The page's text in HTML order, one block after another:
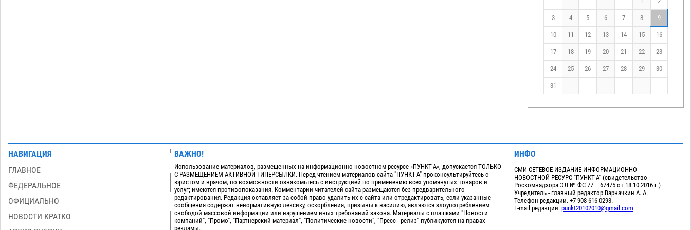
3 4 5 6 7 8 9
10 11 12 13 14 15 16
17 18 19 20 21 22 23
24 25 26 27 28 29 30
31
НАВИГАЦИЯ
ГЛАВНОЕ
ФЕДЕРАЛЬНОЕ
ОФИЦИАЛЬНО
НОВОСТИ КРАТКО
ВАЖНО!
Использование материалов, размещенных на информационно-новостном ресурсе «ПУНКТ-А», допускается ТОЛЬКО
С РАЗМЕЩЕНИЕМ АКТИВНОЙ ГИПЕРСЫЛКИ. Перед чтением материалов сайта "ПУНКТ-А" проконсультируйтесь с
юристом и врачом, по возможности ознакомьтесь с инструкцией по применению всех упомянутых товаров и
услуг; имеются противопоказания. Комментарии читателей сайта размещаются без предварительного
редактирования. Редакция оставляет за собой право удалить их с сайта или отредактировать, если указанные
сообщения содержат ненормативную лексику, оскорбления, призывы к насилию, являются злоупотреблением
свободой массовой информации или нарушением иных требований закона. Материалы с плашками "Новости
компаний", "Промо", "Партнерский материал", "Политические новости", "Пресс - релиз" публикуются на правах
рекламы.
ИНФО
СМИ СЕТЕВОЕ ИЗДАНИЕ ИНФОРМАЦИОННО-
НОВОСТНОЙ РЕСУРС "ПУНКТ-А" (свидетельство
Роскомнадзора ЭЛ № ФС 77 – 67475 от 18.10.2016 г.)
Учредитель - главный редактор Варначкин А. А.
Телефон редакции. +7-908-616-0293.
E-mail редакции: punkt20102010@gmail.com